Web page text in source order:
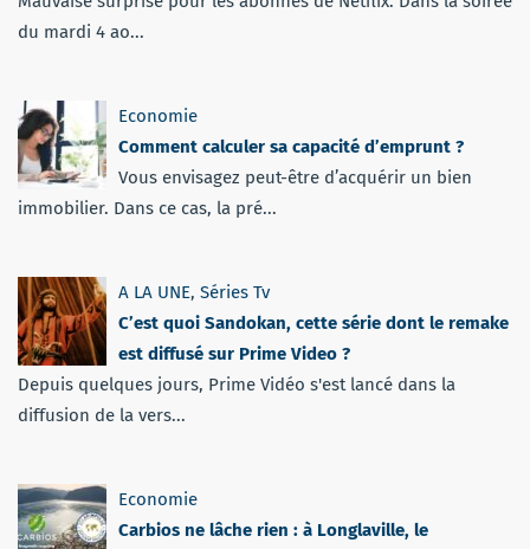
du mardi 4 ao...
Economie
Comment calculer sa capacité d’emprunt ?
Vous envisagez peut-être d’acquérir un bien
immobilier. Dans ce cas, la pré...
A LA UNE, Séries Tv
C’est quoi Sandokan, cette série dont le remake
est diffusé sur Prime Video ?
Depuis quelques jours, Prime Vidéo s'est lancé dans la
diffusion de la vers...
Economie
Carbios ne lâche rien : à Longlaville, le